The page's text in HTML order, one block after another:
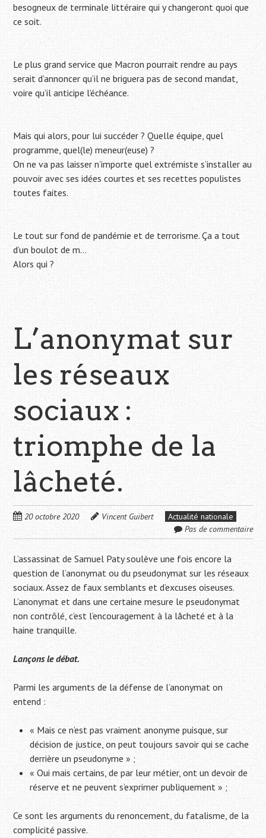
besogneux de terminale littéraire qui y changeront quoi que
ce soit.
Le plus grand service que Macron pourrait rendre au pays
serait d’annoncer qu’il ne briguera pas de second mandat,
voire qu’il anticipe l’échéance.
Mais qui alors, pour lui succéder ? Quelle équipe, quel
programme, quel(le) meneur(euse) ?
On ne va pas laisser n’importe quel extrémiste s’installer au
pouvoir avec ses idées courtes et ses recettes populistes
toutes faites.
Le tout sur fond de pandémie et de terrorisme. Ça a tout
d’un boulot de m…
Alors qui ?
L’anonymat sur
les réseaux
sociaux :
triomphe de la
lâcheté.
20 octobre 2020 Vincent Guibert
Actualité nationale
Pas de commentaire
L’assassinat de Samuel Paty soulève une fois encore la
question de l’anonymat ou du pseudonymat sur les réseaux
sociaux. Assez de faux semblants et d’excuses oiseuses.
L’anonymat et dans une certaine mesure le pseudonymat
non contrôlé, c’est l’encouragement à la lâcheté et à la
haine tranquille.
Lançons le débat.
Parmi les arguments de la défense de l’anonymat on
entend :
« Mais ce n’est pas vraiment anonyme puisque, sur
décision de justice, on peut toujours savoir qui se cache
derrière un pseudonyme » ;
« Oui mais certains, de par leur métier, ont un devoir de
réserve et ne peuvent s’exprimer publiquement » ;
Ce sont les arguments du renoncement, du fatalisme, de la
complicité passive.